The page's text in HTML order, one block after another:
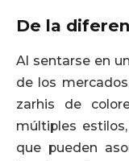
De la
Al sentarse en
de los
zarhis de
múltiples
que pueden